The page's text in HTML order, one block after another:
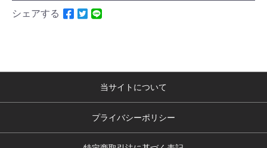
シェアする
当サイトについて
プライバシーポリシー